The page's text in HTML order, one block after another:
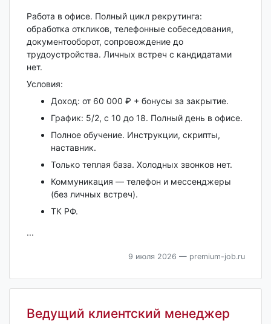
Работа в офисе. Полный цикл рекрутинга:
обработка откликов, телефонные собеседования,
документооборот, сопровождение до
трудоустройства. Личных встреч с кандидатами
нет.
Условия:
Доход: от 60 000 ₽ + бонусы за закрытие.
График: 5/2, с 10 до 18. Полный день в офисе.
Полное обучение. Инструкции, скрипты,
наставник.
Только теплая база. Холодных звонков нет.
Коммуникация — телефон и мессенджеры
(без личных встреч).
ТК РФ.
...
9 июля 2026 — premium-job.ru
Ведущий клиентский менеджер